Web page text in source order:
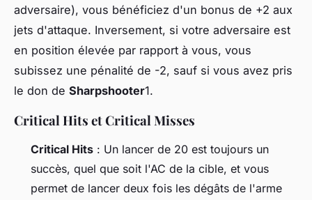
adversaire), vous bénéficiez d'un bonus de +2 aux
jets d'attaque. Inversement, si votre adversaire est
en position élevée par rapport à vous, vous
subissez une pénalité de -2, sauf si vous avez pris
le don de Sharpshooter1.
Critical Hits et Critical Misses
Critical Hits : Un lancer de 20 est toujours un
succès, quel que soit l'AC de la cible, et vous
permet de lancer deux fois les dégâts de l'arme